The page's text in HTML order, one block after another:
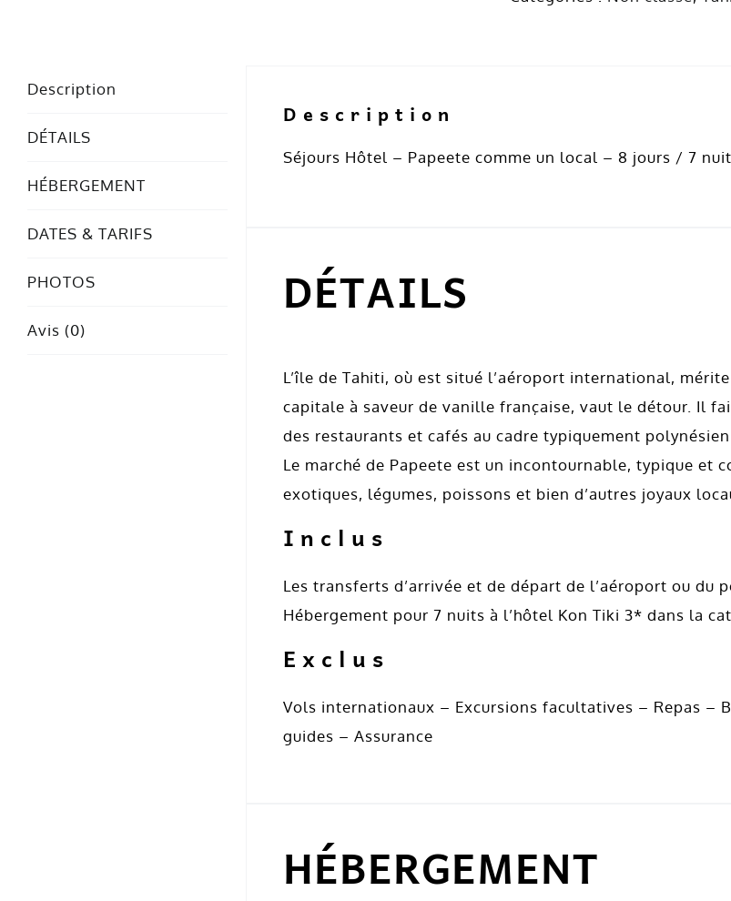
Tahiti
Description
DÉTAILS
HÉBERGEMENT
DATES & TARIFS
PHOTOS
Avis (0)
Description
Séjours Hôtel – Papeete comme un local – 8 jours / 7
DÉTAILS
L’île de Tahiti, où est situé l’aéroport international,
capitale à saveur de vanille française, vaut le détour. Il
des restaurants et cafés au cadre typiquement
Le marché de Papeete est un incontournable, typique
exotiques, légumes, poissons et bien d’autres joyaux
Inclus
Les transferts d’arrivée et de départ de l’aéroport ou
Hébergement pour 7 nuits à l’hôtel Kon Tiki 3* dans la
Exclus
Vols internationaux – Excursions facultatives – Repas –
guides – Assurance
HÉBERGEMENT